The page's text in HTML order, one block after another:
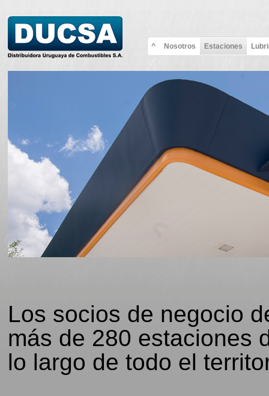
^ Nosotros Estaciones
Los socios de negocio
más de 280 estaciones
lo largo de todo el